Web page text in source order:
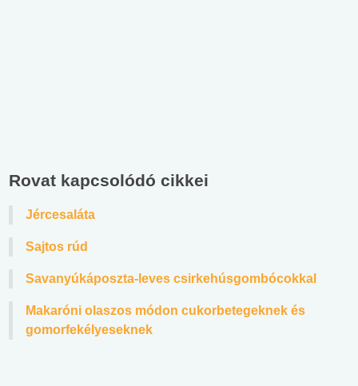
Rovat kapcsolódó cikkei
Jércesaláta
Sajtos rúd
Savanyúkáposzta-leves csirkehúsgombócokkal
Makaróni olaszos módon cukorbetegeknek és
gomorfekélyeseknek